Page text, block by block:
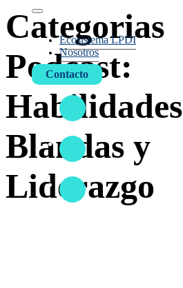
Ecosistema LPDI
Nosotros
Contacto
Categorias
Podcast:
Habilidades
Blandas y
Liderazgo